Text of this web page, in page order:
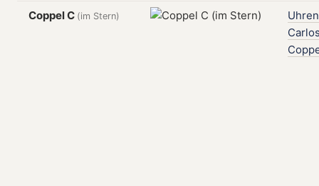
Coppel C (im Stern)